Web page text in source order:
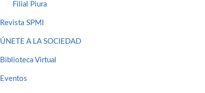
Filial Piura
Revista SPMI
ÚNETE A LA SOCIEDAD
Biblioteca Virtual
Eventos